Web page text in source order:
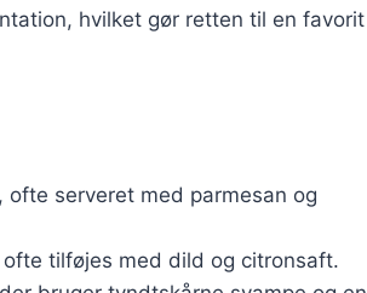
hvilket gør retten til en favorit
ofte serveret med parmesan og
tilføjes med dild og citronsaft.